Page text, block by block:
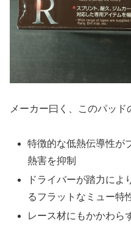
メーカー曰く、このパッド
特徴的な低熱伝導性が
熱害を抑制
ドライバーが踏力によ
るフラットなミュー特
レース材にもかかわら